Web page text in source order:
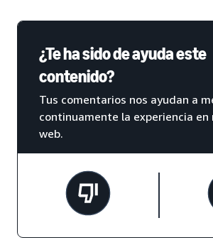
¿Te ha sido de ayuda este
contenido?
Tus comentarios nos ayudan a
continuamente la experiencia
web.